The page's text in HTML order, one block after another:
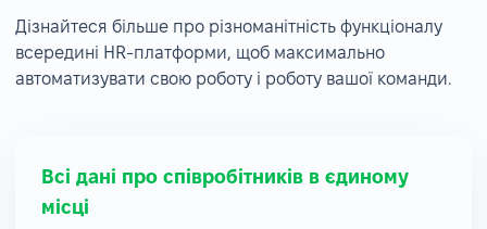
Дізнайтеся більше про різноманітність функціоналу
всередині HR-платформи, щоб максимально
автоматизувати свою роботу і роботу вашої команди.
Всі дані про співробітників в єдиному
місці